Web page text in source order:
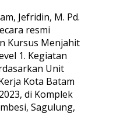
Jefridin, M. Pd.
resmi
Kursus Menjahit
1. Kegiatan
Unit
Kota Batam
di Komplek
Sagulung,